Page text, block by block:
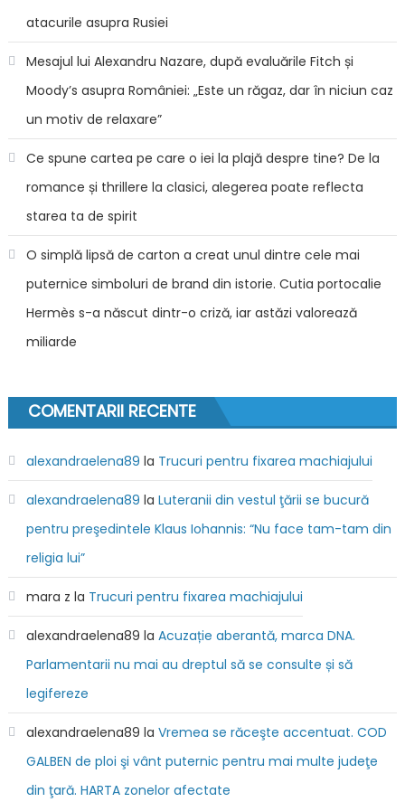
atacurile asupra Rusiei
Mesajul lui Alexandru Nazare, după evaluările Fitch și
Moody’s asupra României: „Este un răgaz, dar în niciun caz
un motiv de relaxare”
Ce spune cartea pe care o iei la plajă despre tine? De la
romance și thrillere la clasici, alegerea poate reflecta
starea ta de spirit
O simplă lipsă de carton a creat unul dintre cele mai
puternice simboluri de brand din istorie. Cutia portocalie
Hermès s-a născut dintr-o criză, iar astăzi valorează
miliarde
COMENTARII RECENTE
alexandraelena89 la Trucuri pentru fixarea machiajului
alexandraelena89 la Luteranii din vestul ţării se bucură
pentru preşedintele Klaus Iohannis: “Nu face tam-tam din
religia lui”
mara z la Trucuri pentru fixarea machiajului
alexandraelena89 la Acuzație aberantă, marca DNA.
Parlamentarii nu mai au dreptul să se consulte și să
legifereze
alexandraelena89 la Vremea se răceşte accentuat. COD
GALBEN de ploi şi vânt puternic pentru mai multe judeţe
din ţară. HARTA zonelor afectate